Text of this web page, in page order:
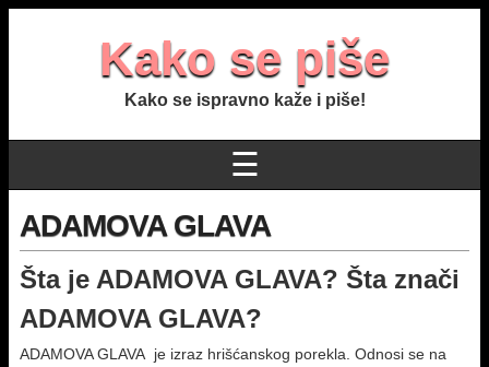
Kako se piše
Kako se ispravno kaže i piše!
☰
ADAMOVA GLAVA
Šta je ADAMOVA GLAVA? Šta znači
ADAMOVA GLAVA?
ADAMOVA GLAVA je izraz hrišćanskog porekla. Odnosi se na